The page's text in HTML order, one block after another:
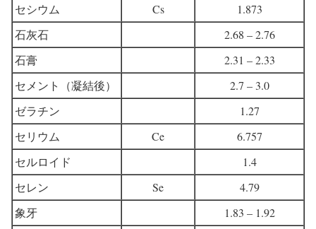
セシウム
Cs
1.873
石灰石
2.68 – 2.76
石膏
2.31 – 2.33
セメント（凝結後）
2.7 – 3.0
ゼラチン
1.27
セリウム
Ce
6.757
セルロイド
1.4
セレン
Se
4.79
象牙
1.83 – 1.92